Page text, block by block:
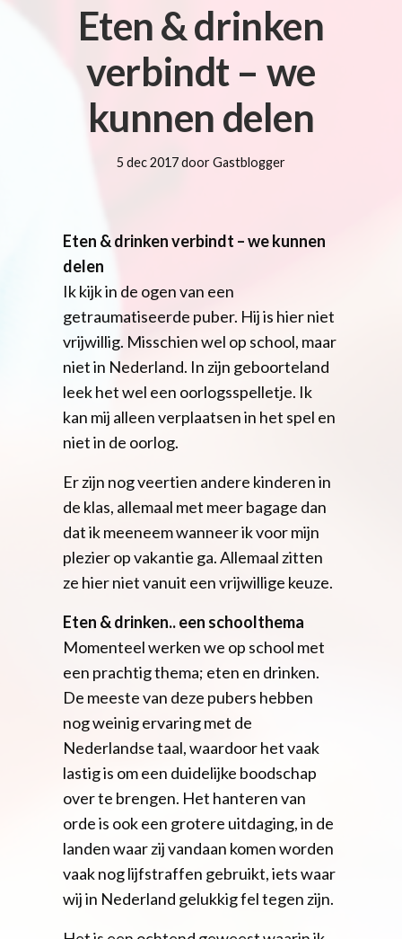
Eten & drinken
verbindt – we
kunnen delen
5 dec 2017 door Gastblogger
Eten & drinken verbindt – we kunnen
delen
Ik kijk in de ogen van een
getraumatiseerde puber. Hij is hier niet
vrijwillig. Misschien wel op school, maar
niet in Nederland. In zijn geboorteland
leek het wel een oorlogsspelletje. Ik
kan mij alleen verplaatsen in het spel en
niet in de oorlog.
Er zijn nog veertien andere kinderen in
de klas, allemaal met meer bagage dan
dat ik meeneem wanneer ik voor mijn
plezier op vakantie ga. Allemaal zitten
ze hier niet vanuit een vrijwillige keuze.
Eten & drinken.. een schoolthema
Momenteel werken we op school met
een prachtig thema; eten en drinken.
De meeste van deze pubers hebben
nog weinig ervaring met de
Nederlandse taal, waardoor het vaak
lastig is om een duidelijke boodschap
over te brengen. Het hanteren van
orde is ook een grotere uitdaging, in de
landen waar zij vandaan komen worden
vaak nog lijfstraffen gebruikt, iets waar
wij in Nederland gelukkig fel tegen zijn.